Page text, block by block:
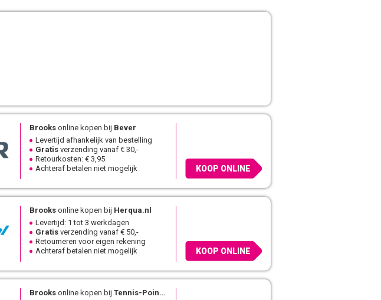
Brooks online kopen bij Bever
Levertijd afhankelijk van bestelling
Gratis verzending vanaf € 30,-
Retourkosten: € 3,95
Achteraf betalen niet mogelijk
KOOP ONLINE
Brooks online kopen bij Herqua.nl
Levertijd: 1 tot 3 werkdagen
Gratis verzending vanaf € 50,-
Retourneren voor eigen rekening
Achteraf betalen niet mogelijk
KOOP ONLINE
Brooks online kopen bij Tennis-Point.nl